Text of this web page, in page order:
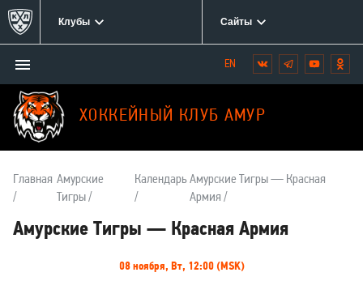
Клубы Сайты
ХОККЕЙНЫЙ КЛУБ АМУР
Открыть/
закрыть
меню
Мы
в
социальных
сетях:
Вконтакте
Telegram
YouTube
Главная Амурские
Тигры
Календарь Амурские Тигры — Красная
Армия
Амурские Тигры — Красная Армия
08 ноября, Вт, 12:00 (MSK)